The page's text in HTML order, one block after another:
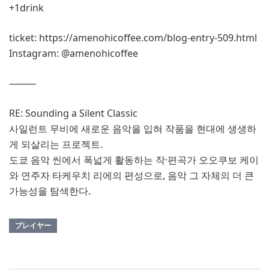
+1drink
ticket: https://amenohicoffee.com/blog-entry-509.html
Instagram: @amenohicoffee
⸻
RE: Sounding a Silent Classic
사일런트 무비에 새로운 음악을 입혀 작품을 현대에 생생하
게 되살리는 프로젝트.
도쿄 음악 씬에서 폭넓게 활동하는 작·편곡가 오오쿠보 케이
와 연주자 타케우치 리에의 편성으로, 음악 그 자체의 더 큰
가능성을 탐색한다.
プレイヤー